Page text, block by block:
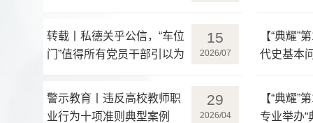
15
转载丨私德关乎公信，“车位
门”值得所有党员干部引以为
29
警示教育丨违反高校教师职
业行为十项准则典型案例
【“典耀”
代史基本
【“典耀”
专业举办“